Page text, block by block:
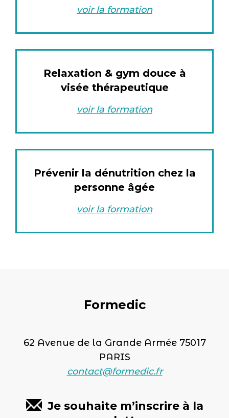
voir la formation
Relaxation & gym douce à
visée thérapeutique
voir la formation
Prévenir la dénutrition chez la
personne âgée
voir la formation
Formedic
62 Avenue de la Grande Armée 75017
PARIS
contact@formedic.fr
Je souhaite m’inscrire à la